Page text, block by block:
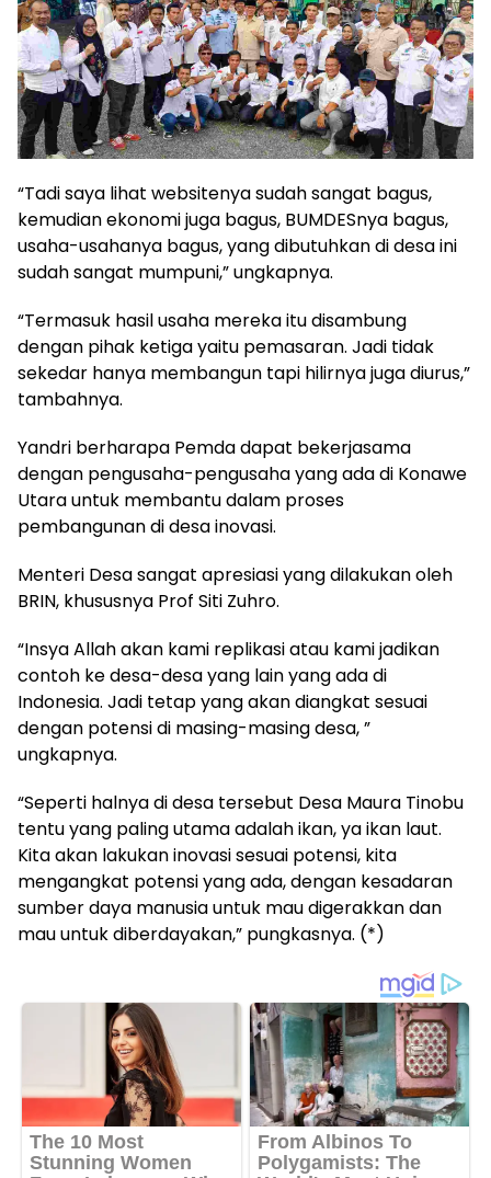
“Tadi saya lihat websitenya sudah sangat bagus,
kemudian ekonomi juga bagus, BUMDESnya bagus,
usaha-usahanya bagus, yang dibutuhkan di desa ini
sudah sangat mumpuni,” ungkapnya.
“Termasuk hasil usaha mereka itu disambung
dengan pihak ketiga yaitu pemasaran. Jadi tidak
sekedar hanya membangun tapi hilirnya juga diurus,”
tambahnya.
Yandri berharapa Pemda dapat bekerjasama
dengan pengusaha-pengusaha yang ada di Konawe
Utara untuk membantu dalam proses
pembangunan di desa inovasi.
Menteri Desa sangat apresiasi yang dilakukan oleh
BRIN, khususnya Prof Siti Zuhro.
“Insya Allah akan kami replikasi atau kami jadikan
contoh ke desa-desa yang lain yang ada di
Indonesia. Jadi tetap yang akan diangkat sesuai
dengan potensi di masing-masing desa, ”
ungkapnya.
“Seperti halnya di desa tersebut Desa Maura Tinobu
tentu yang paling utama adalah ikan, ya ikan laut.
Kita akan lakukan inovasi sesuai potensi, kita
mengangkat potensi yang ada, dengan kesadaran
sumber daya manusia untuk mau digerakkan dan
mau untuk diberdayakan,” pungkasnya. (*)